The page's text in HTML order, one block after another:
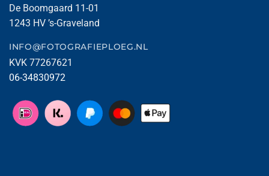
De Boomgaard 11-01
1243 HV ’s-Graveland
INFO@FOTOGRAFIEPLOEG.NL
KVK 77267621
06-34830972